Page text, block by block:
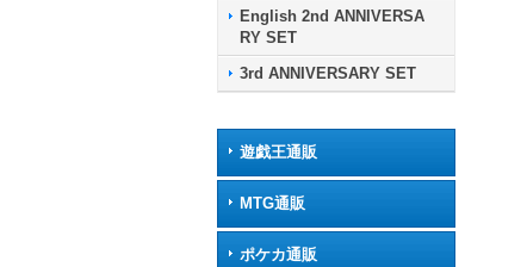
English 2nd ANNIVERSA
RY SET
3rd ANNIVERSARY SET
遊戯王通販
MTG通販
ポケカ通販